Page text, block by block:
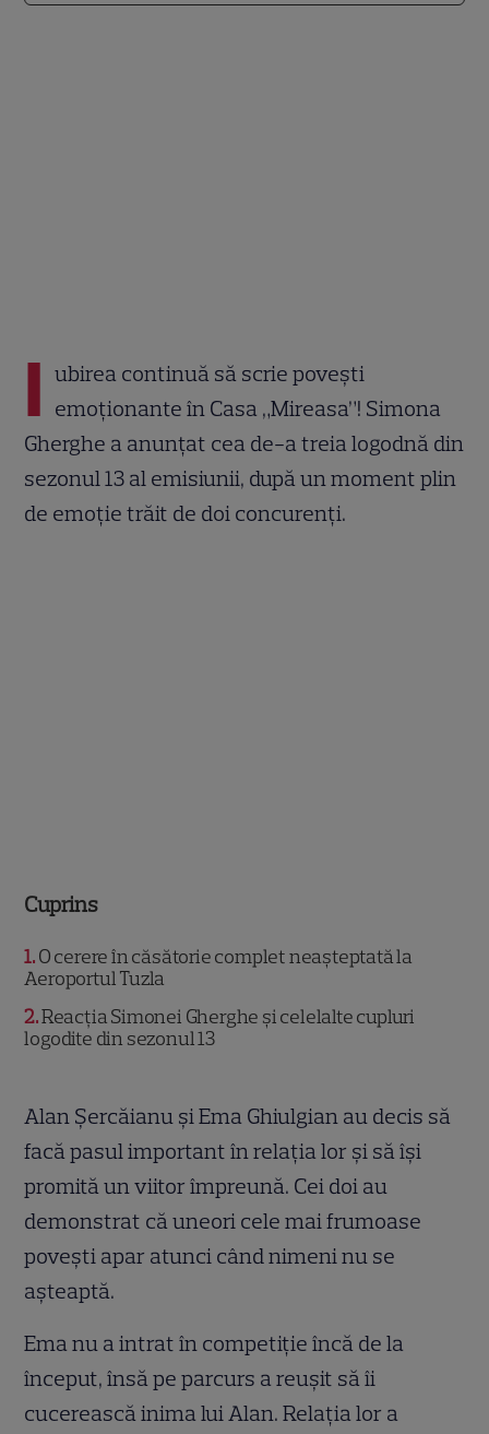
I ubirea continuă să scrie povești
emoționante în Casa „Mireasa”! Simona
Gherghe a anunțat cea de-a treia logodnă din
sezonul 13 al emisiunii, după un moment plin
de emoție trăit de doi concurenți.
Cuprins
1 O cerere în căsătorie complet neașteptată la
Aeroportul Tuzla
2 Reacția Simonei Gherghe și celelalte cupluri
logodite din sezonul 13
Alan Șercăianu și Ema Ghiulgian au decis să
facă pasul important în relația lor și să își
promită un viitor împreună. Cei doi au
demonstrat că uneori cele mai frumoase
povești apar atunci când nimeni nu se
așteaptă.
Ema nu a intrat în competiție încă de la
început, însă pe parcurs a reușit să îi
cucerească inima lui Alan. Relația lor a